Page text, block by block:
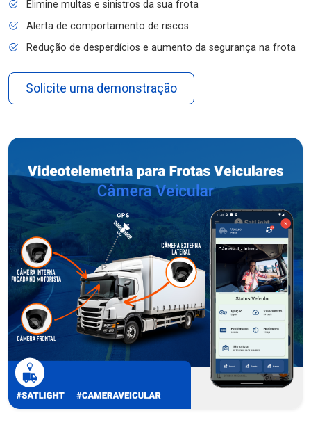
Elimine multas e sinistros da sua frota
Alerta de comportamento de riscos
Redução de desperdícios e aumento da segurança na frota
Solicite uma demonstração